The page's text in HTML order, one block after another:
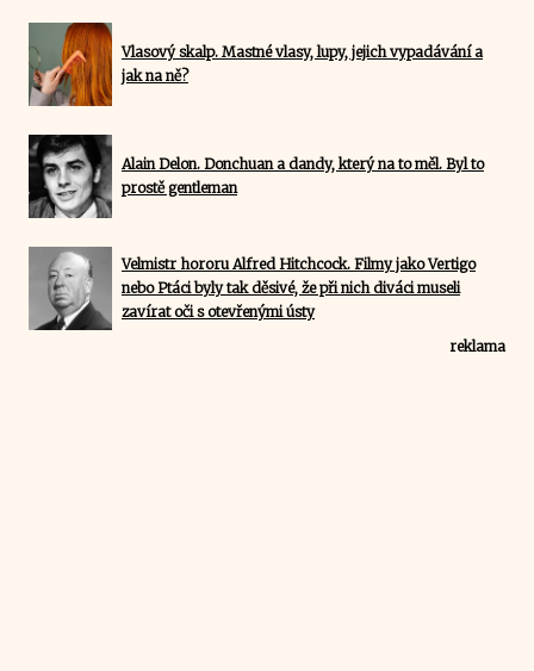
Vlasový skalp. Mastné vlasy, lupy, jejich vypadávání a
jak na ně?
Alain Delon. Donchuan a dandy, který na to měl. Byl to
prostě gentleman
Velmistr hororu Alfred Hitchcock. Filmy jako Vertigo
nebo Ptáci byly tak děsivé, že při nich diváci museli
zavírat oči s otevřenými ústy
reklama